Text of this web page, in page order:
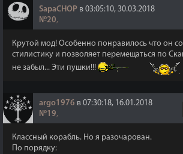
SapaCHOP в 03:05:10, 30.03.2018
№20,
Крутой мод! Особенно понравилось что он
стилистику и позволяет перемещаться по
не забыл... Эти пушки!!!
argo1976 в 07:30:18, 16.01.2018
№19,
Классный корабль. Но я разочарован.
По порядку: